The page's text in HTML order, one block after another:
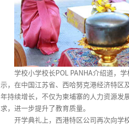
学校小学校长POL PANHA介绍道，
示，在中国江苏省、西哈努克港经济特区
年持续增长，不仅为柬埔寨的人力资源
求，进一步提升了教育质量。
开学典礼上，西港特区公司再次向学